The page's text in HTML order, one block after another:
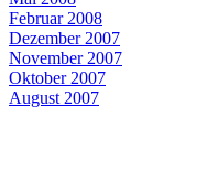
Februar 2008
Dezember 2007
November 2007
Oktober 2007
August 2007